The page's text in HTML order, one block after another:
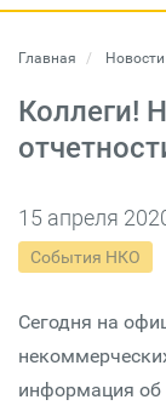
Главная Новости
Коллеги!
15 апреля
События НКО
Сегодня на
информация об